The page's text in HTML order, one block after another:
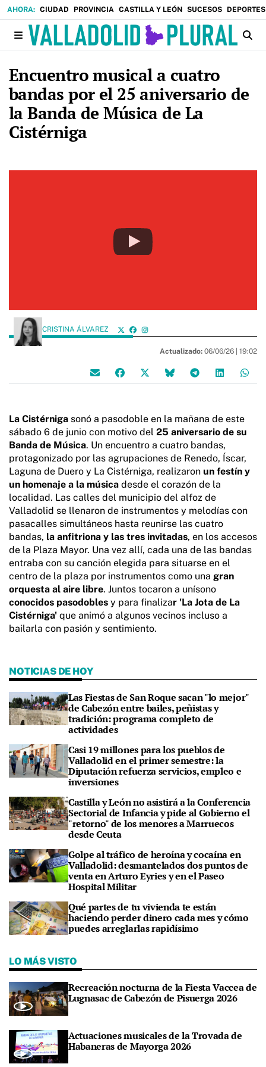
CIUDAD PROVINCIA CASTILLA Y LEÓN SUCESOS DEPORTES
Encuentro musical a cuatro
bandas por el 25 aniversario de
la Banda de Música de La
Cistérniga
CRISTINA ÁLVAREZ
Actualizado: 06/06/26 | 19:02
La Cistérniga sonó a pasodoble en la mañana de este
sábado 6 de junio con motivo del 25 aniversario de su
Banda de Música. Un encuentro a cuatro bandas,
protagonizado por las agrupaciones de Renedo, Íscar,
Laguna de Duero y La Cistérniga, realizaron un festín y
un homenaje a la música desde el corazón de la
localidad. Las calles del municipio del alfoz de
Valladolid se llenaron de instrumentos y melodías con
pasacalles simultáneos hasta reunirse las cuatro
bandas, la anfitriona y las tres invitadas, en los accesos
de la Plaza Mayor. Una vez allí, cada una de las bandas
entraba con su canción elegida para situarse en el
centro de la plaza por instrumentos como una gran
orquesta al aire libre. Juntos tocaron a unísono
conocidos pasodobles y para finalizar 'La Jota de La
Cistérniga' que animó a algunos vecinos incluso a
bailarla con pasión y sentimiento.
NOTICIAS DE HOY
Las Fiestas de San Roque sacan "lo mejor"
de Cabezón entre bailes, peñistas y
tradición: programa completo de
actividades
Casi 19 millones para los pueblos de
Valladolid en el primer semestre: la
Diputación refuerza servicios, empleo e
inversiones
Castilla y León no asistirá a la Conferencia
Sectorial de Infancia y pide al Gobierno el
"retorno" de los menores a Marruecos
desde Ceuta
Golpe al tráfico de heroína y cocaína en
Valladolid: desmantelados dos puntos de
venta en Arturo Eyries y en el Paseo
Hospital Militar
Qué partes de tu vivienda te están
haciendo perder dinero cada mes y cómo
puedes arreglarlas rapidísimo
LO MÁS VISTO
Recreación nocturna de la Fiesta Vaccea de
Lugnasac de Cabezón de Pisuerga 2026
Actuaciones musicales de la Trovada de
Habaneras de Mayorga 2026